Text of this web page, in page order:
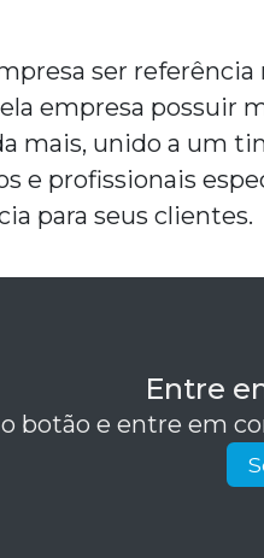
ser
empresa possuir
mais, unido a um
e profissionais
para seus clientes.
Entre
botão e entre em